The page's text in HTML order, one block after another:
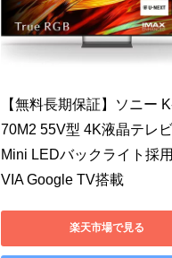
【無料長期保証】ソニー
70M2 55V型 4K液晶テレ
Mini LEDバックライト採
VIA Google TV搭載
楽天市場で見る